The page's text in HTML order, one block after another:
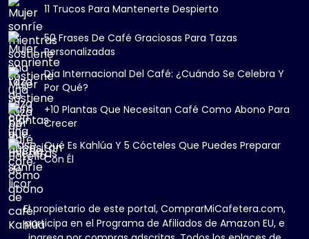
11 Trucos Para Mantenerte Despierto
50 Frases De Café Graciosas Para Tazas
Personalizadas
Día Internacional Del Café: ¿Cuándo Se Celebra Y
Por Qué?
+10 Plantas Que Necesitan Café Como Abono Para
Crecer
Qué Es Kahlúa Y 5 Cócteles Que Puedes Preparar
Con Él
El propietario de este portal, ComprarMiCafetera.com,
participa en el Programa de Afiliados de Amazon EU, e